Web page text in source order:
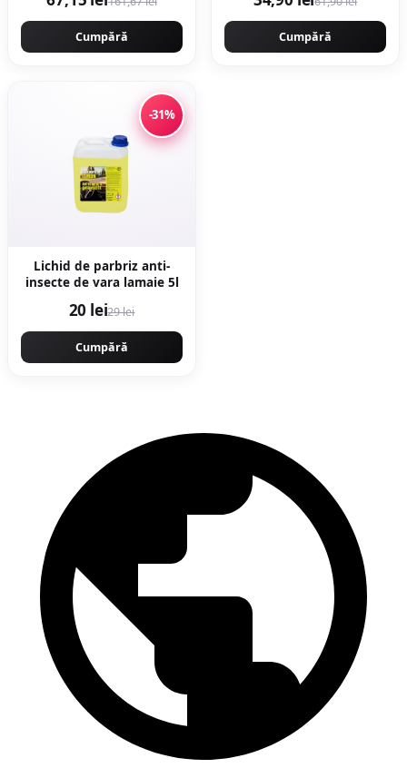
Evotools 681327
Cumpără
ciment
Cumpără
-31%
Lichid de parbriz anti-
insecte de vara lamaie 5l
20 lei29 lei
Cumpără